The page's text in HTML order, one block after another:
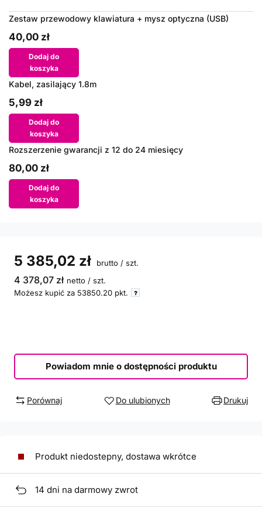
Zestaw przewodowy klawiatura + mysz optyczna (USB)
40,00 zł
Dodaj do
koszyka
Kabel, zasilający 1.8m
5,99 zł
Dodaj do
koszyka
Rozszerzenie gwarancji z 12 do 24 miesięcy
80,00 zł
Dodaj do
koszyka
5 385,02 zł brutto / szt.
4 378,07 zł netto / szt.
Możesz kupić za 53850.20 pkt.
Powiadom mnie o dostępności produktu
Porównaj Do ulubionych Drukuj
Produkt niedostepny, dostawa wkrótce
14 dni na darmowy zwrot